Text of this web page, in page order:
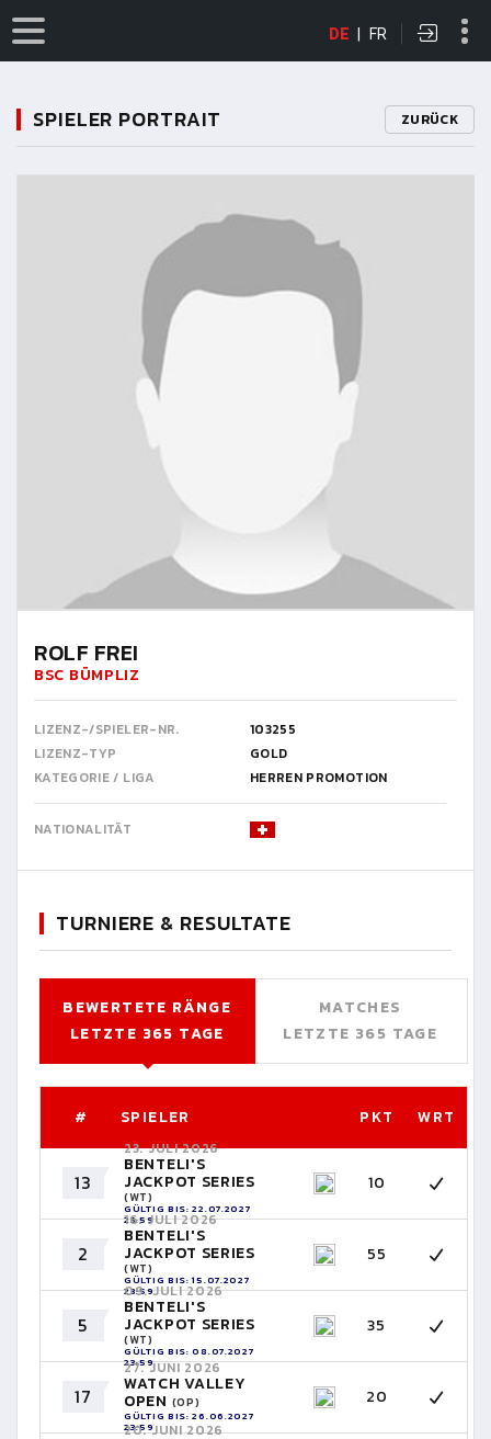
DE | FR
SPIELER PORTRAIT ZURÜCK
ROLF FREI
BSC BÜMPLIZ
LIZENZ-/SPIELER-NR.
103255
LIZENZ-TYP
GOLD
KATEGORIE / LIGA
HERREN PROMOTION
NATIONALITÄT
TURNIERE & RESULTATE
BEWERTETE RÄNGE
LETZTE 365 TAGE
MATCHES
LETZTE 365 TAGE
# SPIELER PKT WRT
13
23. JULI 2026
BENTELI'S
JACKPOT SERIES
(WT)
GÜLTIG BIS: 22.07.2027
23:59
10
2
16. JULI 2026
BENTELI'S
JACKPOT SERIES
(WT)
GÜLTIG BIS: 15.07.2027
23:59
55
5
09. JULI 2026
BENTELI'S
JACKPOT SERIES
(WT)
GÜLTIG BIS: 08.07.2027
23:59
35
17
27. JUNI 2026
WATCH VALLEY
OPEN (OP)
GÜLTIG BIS: 26.06.2027
23:59
20
20. JUNI 2026